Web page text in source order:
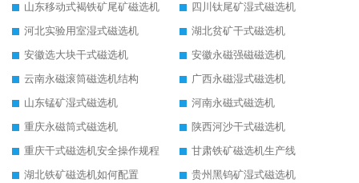
山东移动式褐铁矿尾矿磁选机
四川钛尾矿湿式磁选机
河北实验用室湿式磁选机
湖北贫矿干式磁选机
安徽选大块干式磁选机
安徽永磁强磁磁选机
云南永磁滚筒磁选机结构
广西永磁湿式磁选机
山东锰矿湿式磁选机
河南永磁式磁选机
重庆永磁筒式磁选机
陕西河沙干式磁选机
重庆干式磁选机安全操作规程
甘肃铁矿磁选机生产线
湖北铁矿磁选机如何配置
贵州黑钨矿湿式磁选机